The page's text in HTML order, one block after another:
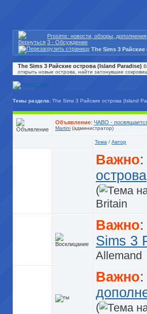
Prosims: новости, обзоры,
3 - Обсуждение
The Sims 3
The Sims 3 Райские острова (Island Paradise)
открыть новые острова, найти затонувшие
Темы раздела: The Sims 3 Райские острова (Island
Объявление: ЧАВО -
Martini (администратор)
Тема / Автор
Важно:
острова
(
Britain
Важно:
Sims 3
Allemand
Важно:
(